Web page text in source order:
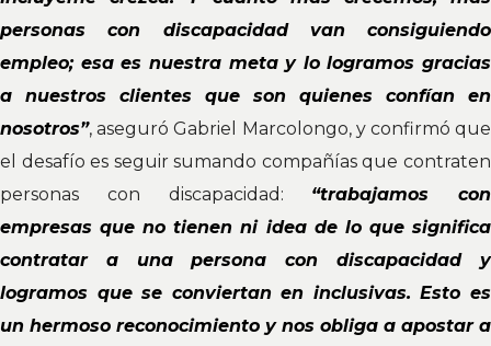
personas con discapacidad van consiguiendo
empleo; esa es nuestra meta y lo logramos gracias
a nuestros clientes que son quienes confían en
nosotros”, aseguró Gabriel Marcolongo, y confirmó que
el desafío es seguir sumando compañías que contraten
personas con discapacidad: “trabajamos con
empresas que no tienen ni idea de lo que significa
contratar a una persona con discapacidad y
logramos que se conviertan en inclusivas. Esto es
un hermoso reconocimiento y nos obliga a apostar a